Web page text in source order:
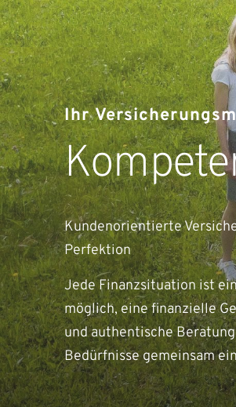
Ihr
Kundenorientierte
Perfektion
Jede Finanzsituation ist
möglich, eine finanzielle
und authentische
Bedürfnisse gemeinsam